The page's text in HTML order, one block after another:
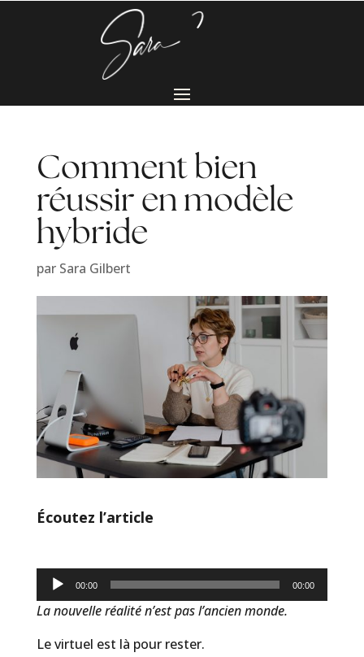
Comment bien
réussir en modèle
hybride
par Sara Gilbert
Écoutez l’article
Lecteur
audio
00:00 00:00
La nouvelle réalité n’est pas l’ancien monde.
Le virtuel est là pour rester.